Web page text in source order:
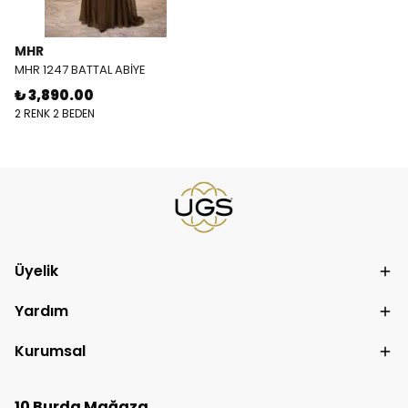
MHR
MHR 1247 BATTAL ABİYE
₺ 3,890.00
2 RENK 2 BEDEN
Üyelik
Yardım
Kurumsal